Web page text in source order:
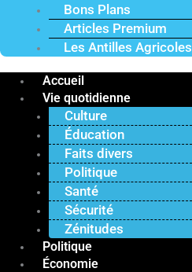
Bons Plans
Articles Premium
Les Antilles Agricoles
Accueil
Vie quotidienne
Culture
Éducation
Faits divers
Politique
Santé
Sécurité
Zénitudes
Politique
Économie